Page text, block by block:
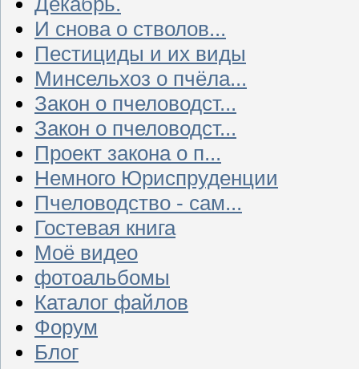
И снова о стволов...
Пестициды и их виды
Минсельхоз о пчёла...
Закон о пчеловодст...
Закон о пчеловодст...
Проект закона о п...
Немного Юриспруденции
Пчеловодство - сам...
Гостевая книга
Моё видео
фотоальбомы
Каталог файлов
Форум
Блог